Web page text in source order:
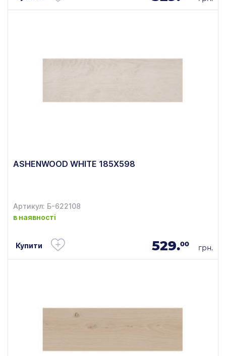
ASHENWOOD WHITE 185X598
Артикул: Б-622108
в наявності
Купити 529.00 грн.